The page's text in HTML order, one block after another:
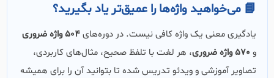
📘 می‌خواهید واژه‌ها را عمیق‌تر یاد بگیرید؟
یادگیری معنی یک واژه کافی نیست. در دوره‌های504 واژه ضروری
و 570 واژه ضروری
، هر لغت با تلفظ صحیح، مثال‌های کاربردی،
تصاویر آموزشی و ویدئو تدریس شده تا بتوانید آن را برای همیشه